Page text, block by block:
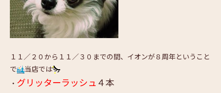
１１／２０から１１／３０までの間、イオンが８周年ということ
で
当店では
・ グリッターラッシュ ４本